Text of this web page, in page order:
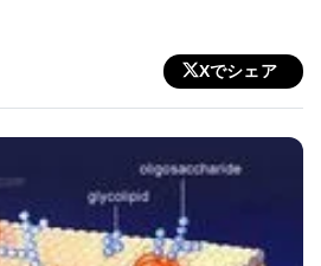
Xでシェア